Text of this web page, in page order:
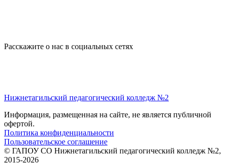
Расскажите о нас в социальных сетях
Нижнетагильский педагогический колледж №2
Информация, размещенная на сайте, не является публичной
офертой.
Политика конфиденциальности
Пользовательское соглашение
© ГАПОУ СО Нижнетагильский педагогический колледж №2,
2015-2026